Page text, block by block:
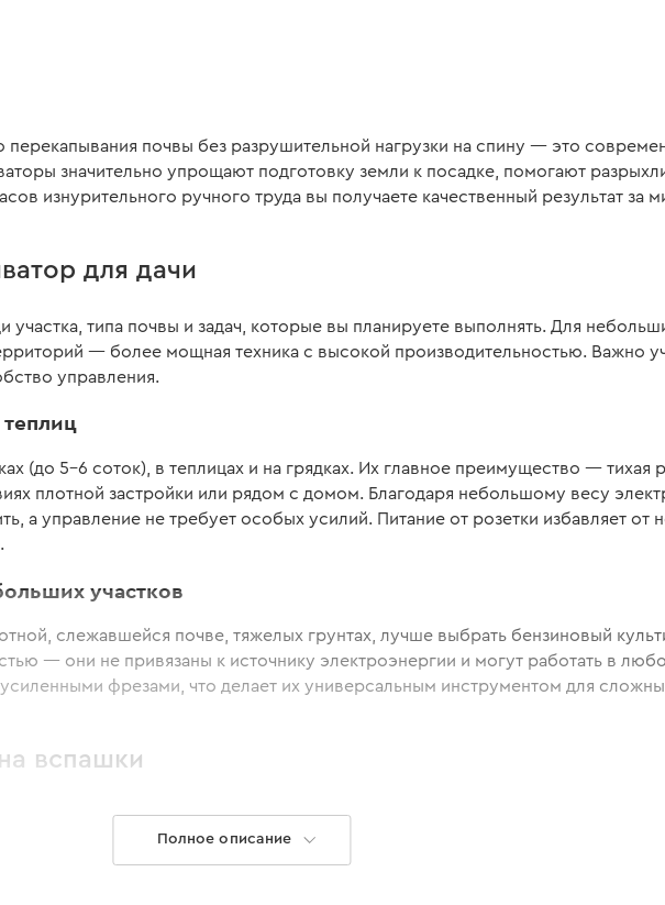
Все характеристики > Все характеристики
почвы без разрушительной нагрузки на спину — это
значительно упрощают подготовку земли к посадке, помогают
изнурительного ручного труда вы получаете качественный результат за
для дачи
типа почвы и задач, которые вы планируете выполнять. Для
— более мощная техника с высокой производительностью. Важно
управления.
(до 5-6 соток), в теплицах и на грядках. Их главное преимущество — тихая
плотной застройки или рядом с домом. Благодаря небольшому весу
а управление не требует особых усилий. Питание от розетки избавляет от
участков
слежавшейся почве, тяжелых грунтах, лучше выбрать бензиновый
— они не привязаны к источнику электроэнергии и могут работать в
фрезами, что делает их универсальным инструментом для
вспашки
обработать участок, однако для узких грядок или междурядий лучше
Полное описание